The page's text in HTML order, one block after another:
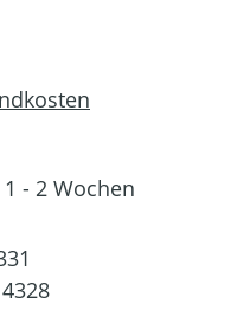
- 2 Wochen